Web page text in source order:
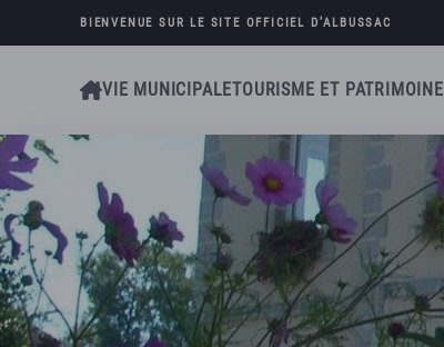
Skip to main content
BIENVENUE SUR LE SITE OFFICIEL D’ALBUSSAC
VIE MUNICIPALETOURISME ET PATRIMOINE